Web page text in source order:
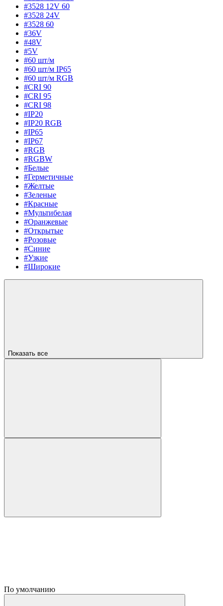
#3528 12V 60
#3528 24V
#3528 60
#36V
#48V
#5V
#60 шт/м
#60 шт/м IP65
#60 шт/м RGB
#CRI 90
#CRI 95
#CRI 98
#IP20
#IP20 RGB
#IP65
#IP67
#RGB
#RGBW
#Белые
#Герметичные
#Желтые
#Зеленые
#Красные
#Мультибелая
#Оранжевые
#Открытые
#Розовые
#Синие
#Узкие
#Широкие
Показать все
По умолчанию